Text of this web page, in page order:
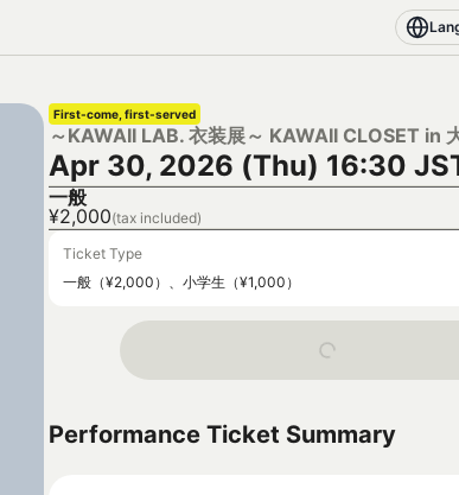
First-come, first-served
～KAWAII LAB. 衣装展～ KAWAII CLOSET in
Apr 30, 2026 (Thu) 16:30
一般
¥2,000(tax included)
Ticket Type
一般（¥2,000）、小学生（¥1,000）
Performance Ticket Summary